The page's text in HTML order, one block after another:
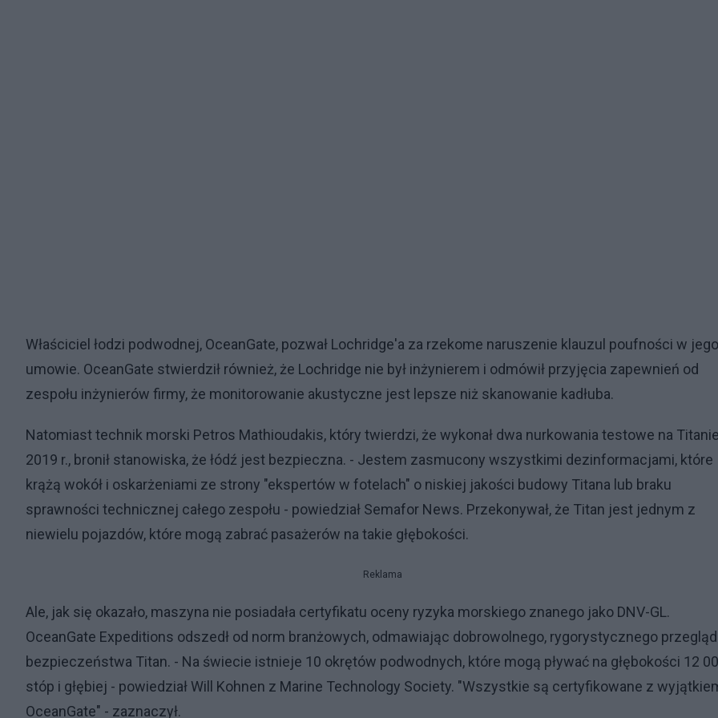
Właściciel łodzi podwodnej, OceanGate, pozwał Lochridge'a za rzekome naruszenie klauzul poufności w jego
umowie. OceanGate stwierdził również, że Lochridge nie był inżynierem i odmówił przyjęcia zapewnień od
zespołu inżynierów firmy, że monitorowanie akustyczne jest lepsze niż skanowanie kadłuba.
Natomiast technik morski Petros Mathioudakis, który twierdzi, że wykonał dwa nurkowania testowe na
2019 r., bronił stanowiska, że łódź jest bezpieczna. - Jestem zasmucony wszystkimi dezinformacjami, które
krążą wokół i oskarżeniami ze strony "ekspertów w fotelach" o niskiej jakości budowy Titana lub braku
sprawności technicznej całego zespołu - powiedział Semafor News. Przekonywał, że Titan jest jednym z
niewielu pojazdów, które mogą zabrać pasażerów na takie głębokości.
Reklama
Ale, jak się okazało, maszyna nie posiadała certyfikatu oceny ryzyka morskiego znanego jako DNV-GL.
OceanGate Expeditions odszedł od norm branżowych, odmawiając dobrowolnego, rygorystycznego
bezpieczeństwa Titan. - Na świecie istnieje 10 okrętów podwodnych, które mogą pływać na głębokości 12
stóp i głębiej - powiedział Will Kohnen z Marine Technology Society. "Wszystkie są certyfikowane z
OceanGate" - zaznaczył.